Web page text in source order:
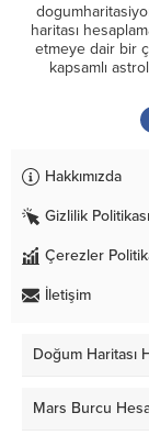
haritası
etmeye dair bir
kapsamlı
Hakkımızda
Gizlilik Politikası
Çerezler
İletişim
Doğum Haritası
Mars Burcu